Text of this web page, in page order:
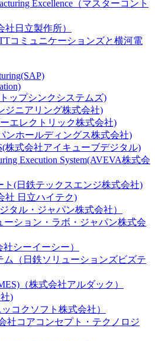
Excellence（マスターコント
日立製作所）
コミュニケーションズと横河電
ップシンクシステムズ)
ジニアリング株式会社)
エレクトリック株式会社)
ンホールディングス株式会社)
株式会社アイキューブデジタル)
Execution System(AVEVA株式会
ト(日鉄テックスエンジ株式会社)
社 日立ハイテク)
タル・ジャパン株式会社）
ーション・ラボ・ジャパン株式会
シーイーシー）
ム（日鉄ソリューションズビズテ
（株式会社アルダック）
)
コクソフト株式会社）
社コアコンセプト・テクノロジ